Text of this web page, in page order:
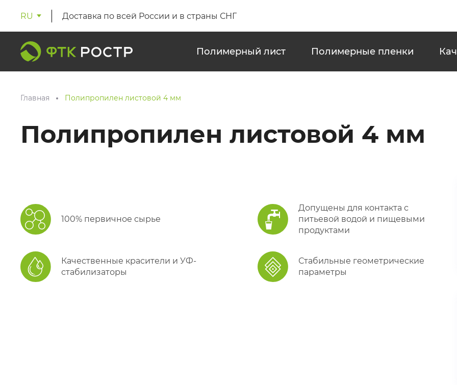
RU Доставка по всей России и в страны СНГ
Полимерный лист Полимерные пленки
Главная Полипропилен листовой 4 мм
Полипропилен листовой 4 мм
100% первичное сырье
Допущены для контакта с
питьевой водой и пищевыми
продуктами
Качественные красители и УФ-
стабилизаторы
Стабильные геометрические
параметры